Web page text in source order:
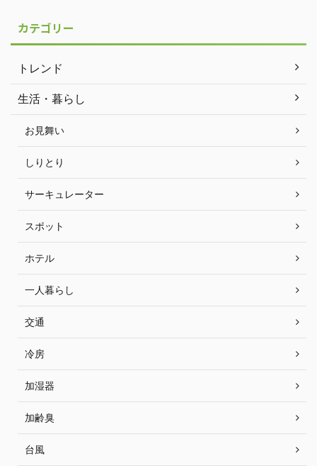
カテゴリー
トレンド
生活・暮らし
お見舞い
しりとり
サーキュレーター
スポット
ホテル
一人暮らし
交通
冷房
加湿器
加齢臭
台風